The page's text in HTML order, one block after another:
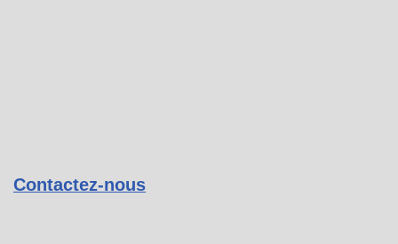
Contactez-nous